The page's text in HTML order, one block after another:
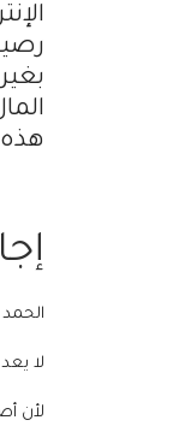
الحمد
لا
لأن